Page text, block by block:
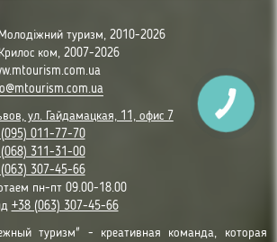
туризм, 2010-2026
ком, 2007-2026
ул. Гайдамацкая, 11, офис 7
011-77-70
311-31-00
307-45-66
пн-пт 09.00-18.00
+38 (063) 307-45-66
туризм" - креативная команда, которая